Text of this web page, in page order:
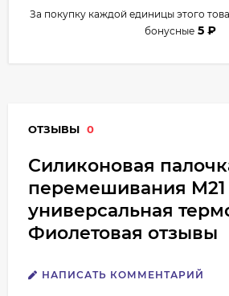
За покупку каждой единицы этого
бонусные 5 ₽
ОТЗЫВЫ 0
Силиконовая
перемешивания M21
универсальная
Фиолетовая отзывы
НАПИСАТЬ КОММЕНТАРИЙ